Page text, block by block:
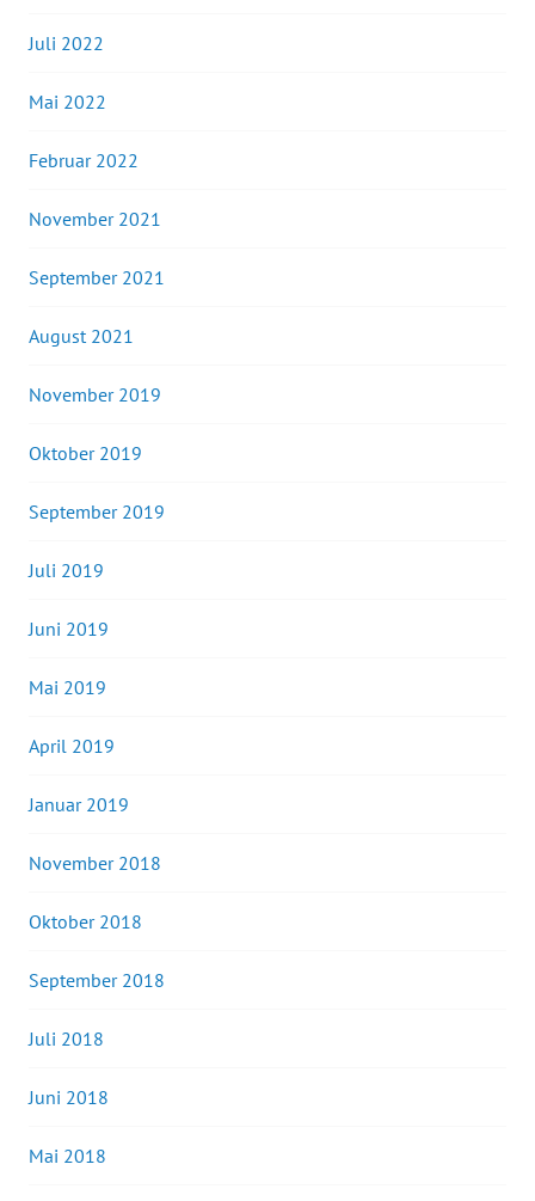
Juli 2022
Mai 2022
Februar 2022
November 2021
September 2021
August 2021
November 2019
Oktober 2019
September 2019
Juli 2019
Juni 2019
Mai 2019
April 2019
Januar 2019
November 2018
Oktober 2018
September 2018
Juli 2018
Juni 2018
Mai 2018